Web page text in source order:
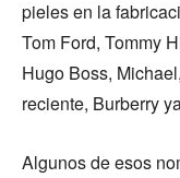
pieles en la
Tom Ford, Tommy
Hugo Boss,
reciente, Burberry
Algunos de esos